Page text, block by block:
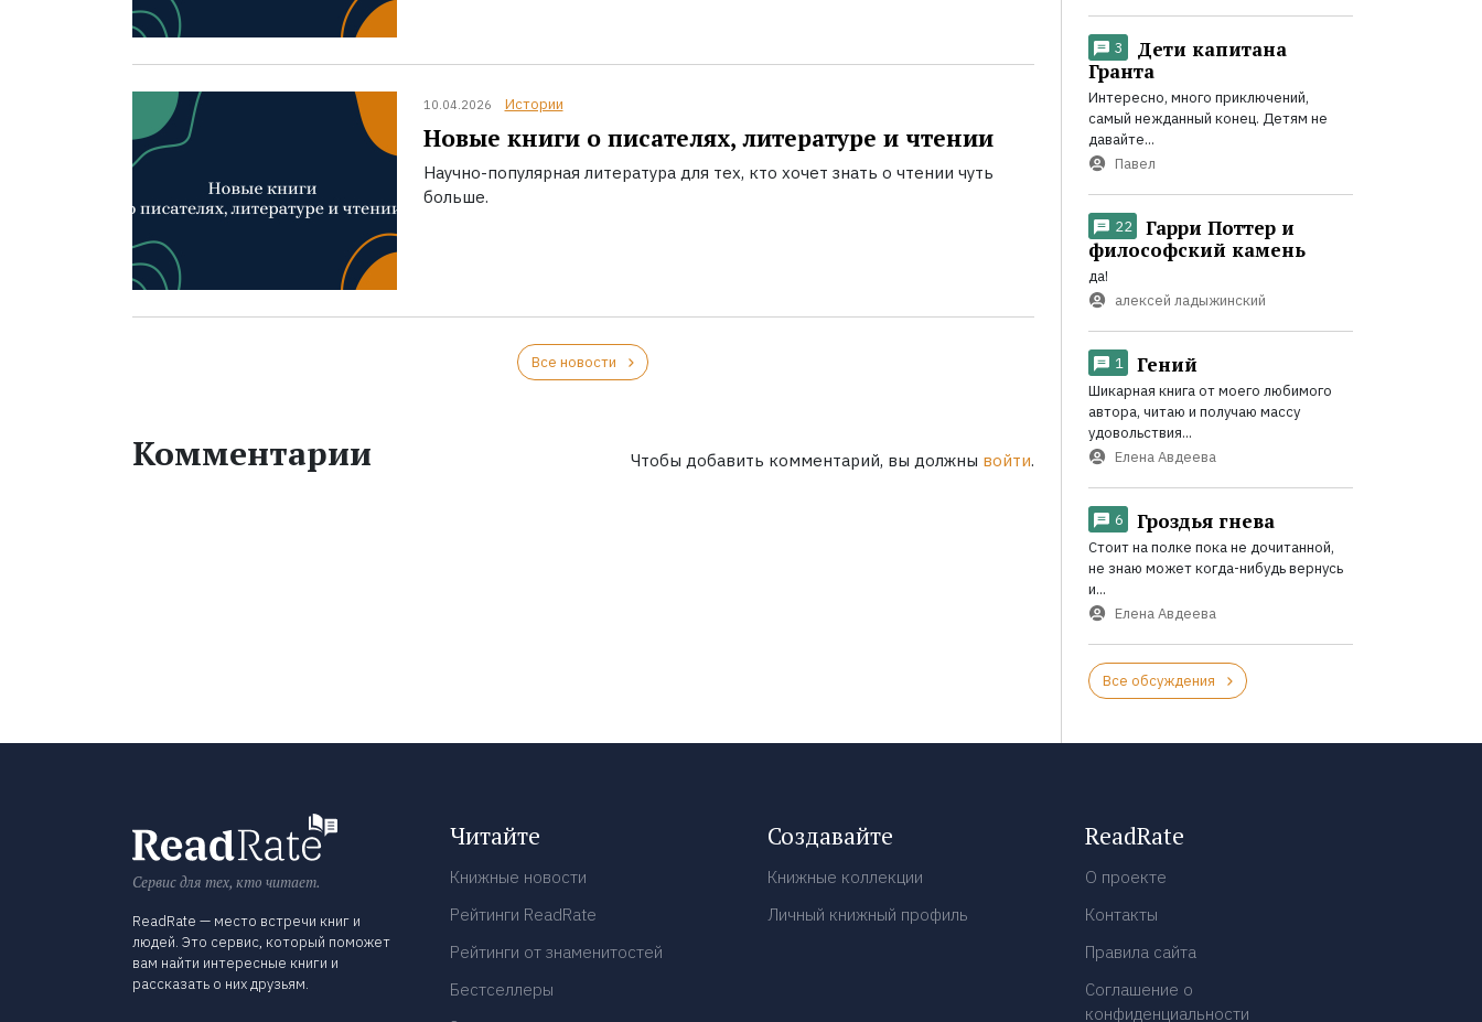
10.04.2026 Истории
Новые книги о писателях, литературе и чтении
Научно-популярная литература для тех, кто хочет знать о чтении чуть
больше.
Все новости
Комментарии Чтобы добавить комментарий, вы должны войти.
3
Дети капитана
Гранта
Интересно, много приключений,
самый нежданный конец. Детям не
давайте...
Павел
22
Гарри Поттер и
философский камень
да!
алексей ладыжинский
1 Гений
Шикарная книга от моего любимого
автора, читаю и получаю массу
удовольствия...
Елена Авдеева
6 Гроздья гнева
Стоит на полке пока не дочитанной,
не знаю может когда-нибудь вернусь
и...
Елена Авдеева
Все обсуждения
Сервис для тех, кто читает.
ReadRate — место встречи книг и
людей. Это сервис, который поможет
вам найти интересные книги и
рассказать о них друзьям.
Читайте
Книжные новости
Рейтинги ReadRate
Рейтинги от знаменитостей
Бестселлеры
Создавайте
Книжные коллекции
Личный книжный профиль
ReadRate
О проекте
Контакты
Правила сайта
Соглашение о
конфиденциальности